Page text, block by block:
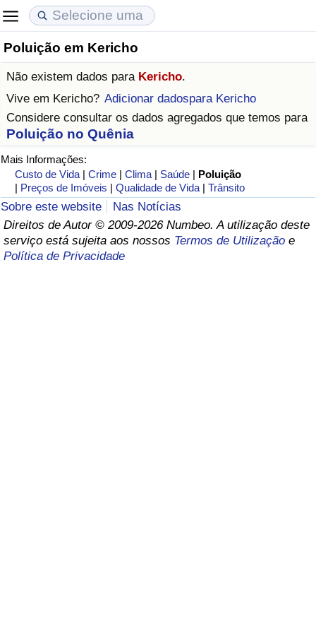
Poluição em Kericho
Não existem dados para Kericho.
Vive em Kericho? Adicionar dadospara Kericho
Considere consultar os dados agregados que temos para
Poluição no Quênia
Mais Informações:
Custo de Vida |Crime |Clima | Saúde | Poluição
| Preços de Imóveis |Qualidade de Vida |Trânsito
Sobre este website
Nas Notícias
Direitos de Autor © 2009-2026 Numbeo. A utilização deste
serviço está sujeita aos nossos Termos de Utilização e
Política de Privacidade
Custo de Vida
Indicador de Custo de Vida
Indicador de Custo de Vida Por País
em Aqaba
Preços de Imóveis
Indicador de Preços de Imóveis
Indicador de Preços de Imóveis por País
Qualidade de Vida
Indicador de Qualidade de Vida (Atual)
Índice de qualidade de vida por país
Crime
Taxa do Indicador de Crime (Atual)